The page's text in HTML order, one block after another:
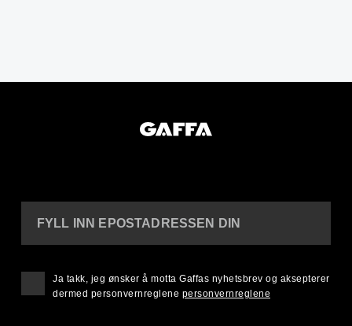
FYLL INN EPOSTADRESSEN DIN
Ja takk, jeg ønsker å motta Gaffas nyhetsbrev og aksepterer
dermed personvernreglene personvernreglene